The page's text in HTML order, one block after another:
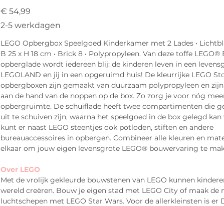
Prijs
€ 54,99
2-5 werkdagen
LEGO Opbergbox Speelgoed Kinderkamer met 2 Lades •
B 25 x H 18 cm • Brick 8 • Polypropyleen. Van deze toffe LEGO®
opberglade wordt iedereen blij: de kinderen leven in een
LEGOLAND en jij in een opgeruimd huis! De kleurrijke LEGO
opbergboxen zijn gemaakt van duurzaam polypropyleen en
aan de hand van de noppen op de box. Zo zorg je voor nóg
opbergruimte. De schuiflade heeft twee compartimenten die
uit te schuiven zijn, waarna het speelgoed in de box gelegd kan
kunt er naast LEGO steentjes ook potloden, stiften en andere
bureauaccessoires in opbergen. Combineer alle kleuren en
elkaar om jouw eigen levensgrote LEGO® bouwervaring te
Over LEGO
Met de vrolijk gekleurde bouwstenen van LEGO kunnen
wereld creëren. Bouw je eigen stad met LEGO City of maak de
luchtschepen met LEGO Star Wars. Voor de allerkleinsten is er